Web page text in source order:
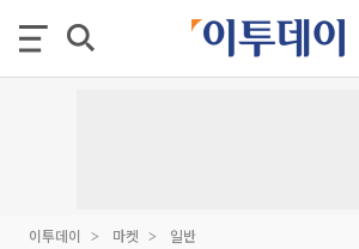
이투데이 마켓 일반